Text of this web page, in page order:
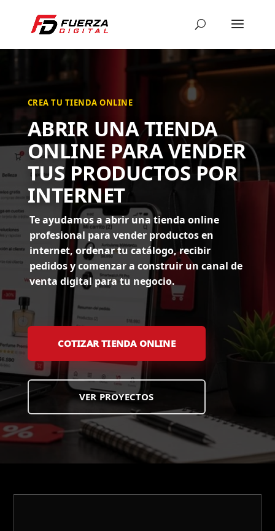
CREA TU TIENDA ONLINE
ABRIR UNA TIENDA
ONLINE PARA VENDER
TUS PRODUCTOS POR
INTERNET
Te ayudamos a abrir una tienda online
profesional para vender productos en
internet, ordenar tu catálogo, recibir
pedidos y comenzar a construir un canal de
venta digital para tu negocio.
COTIZAR TIENDA ONLINE
VER PROYECTOS